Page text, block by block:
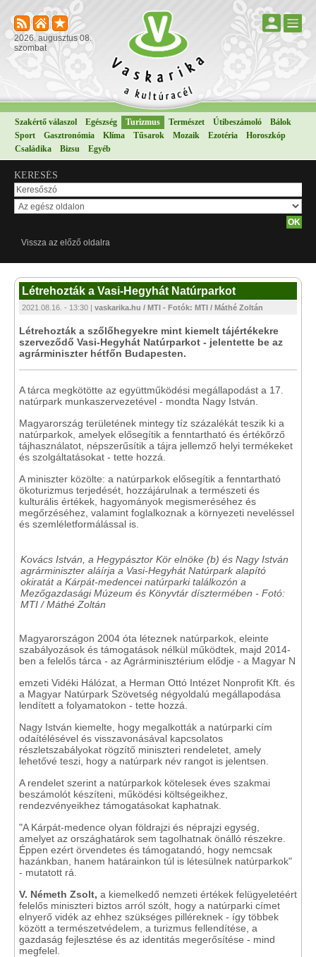
2026. augusztus 08.
szombat
Szakértő válaszol Egészség Turizmus Természet Útibeszámoló
Bálok
Sport
Gasztronómia Klíma Tűsarok Mozaik Ezotéria
Horoszkóp
Családika
Bizsu Egyéb
KERESÉS
Vissza az előző oldalra
Létrehozták a Vasi-Hegyhát Natúrparkot
2021.08.16. - 13:30 | vaskarika.hu / MTI - Fotók: MTI / Máthé Zoltán
Létrehozták a szőlőhegyekre mint kiemelt tájértékekre
szerveződő Vasi-Hegyhát Natúrparkot - jelentette be az
agrárminiszter hétfőn Budapesten.
A tárca megkötötte az együttműködési megállapodást a 17.
natúrpark munkaszervezetével - mondta Nagy István.
Magyarország területének mintegy tíz százalékát teszik ki a
natúrparkok, amelyek elősegítik a fenntartható és értékőrző
tájhasználatot, népszerűsítik a tájra jellemző helyi termékeket
és szolgáltatásokat - tette hozzá.
A miniszter közölte: a natúrparkok elősegítik a fenntartható
ökoturizmus terjedését, hozzájárulnak a természeti és
kulturális értékek, hagyományok megismeréséhez és
megőrzéséhez, valamint foglalkoznak a környezeti neveléssel
és szemléletformálással is.
Kovács István, a Hegypásztor Kör elnöke (b) és Nagy István
agrárminiszter aláírja a Vasi-Hegyhát Natúrpark alapító
okiratát a Kárpát-medencei natúrparki találkozón a
Mezőgazdasági Múzeum és Könyvtár dísztermében - Fotó:
MTI / Máthé Zoltán
Magyarországon 2004 óta léteznek natúrparkok, eleinte
szabályozások és támogatások nélkül működtek, majd 2014-
ben a felelős tárca - az Agrárminisztérium elődje - a Magyar N
emzeti Vidéki Hálózat, a Herman Ottó Intézet Nonprofit Kft. és
a Magyar Natúrpark Szövetség négyoldalú megállapodása
lendített a folyamatokon - tette hozzá.
Nagy István kiemelte, hogy megalkották a natúrparki cím
odaítélésével és visszavonásával kapcsolatos
részletszabályokat rögzítő miniszteri rendeletet, amely
lehetővé teszi, hogy a natúrpark név rangot is jelentsen.
A rendelet szerint a natúrparkok kötelesek éves szakmai
beszámolót készíteni, működési költségeikhez,
rendezvényeikhez támogatásokat kaphatnak.
"A Kárpát-medence olyan földrajzi és néprajzi egység,
amelyet az országhatárok sem tagolhatnak önálló részekre.
Éppen ezért örvendetes és támogatandó, hogy nemcsak
hazánkban, hanem határainkon túl is létesülnek natúrparkok"
- mutatott rá.
V. Németh Zsolt, a kiemelkedő nemzeti értékek felügyeletéért
felelős miniszteri biztos arról szólt, hogy a natúrparki címet
elnyerő vidék az ehhez szükséges pilléreknek - így többek
között a természetvédelem, a turizmus fellendítése, a
gazdaság fejlesztése és az identitás megerősítése - mind
megfelel.